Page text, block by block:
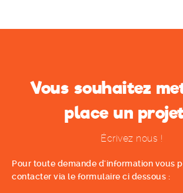
Vous souhaitez
place un
Écrivez nous !
Pour toute demande d'information vous
contacter via le formulaire ci dessous :